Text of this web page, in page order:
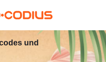
und